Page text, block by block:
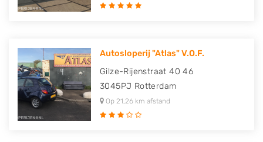
Autosloperij "Atlas" V.O.F.
Gilze-Rijenstraat 40 46
3045PJ Rotterdam
Op 21,26 km afstand